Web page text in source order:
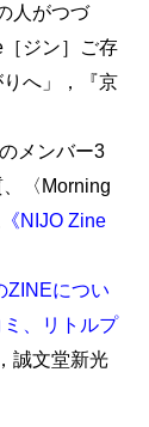
人がつづ
ジン］ご存
へ」，『京
のメンバー3
〈Morning
《NIJO Zine
ZINEについ
、リトルプ
，誠文堂新光